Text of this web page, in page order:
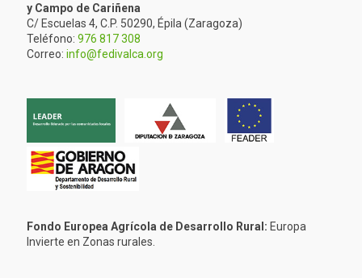
y Campo de Cariñena
C/ Escuelas 4, C.P. 50290, Épila (Zaragoza)
Teléfono: 976 817 308
Correo: info@fedivalca.org
Fondo Europea Agrícola de Desarrollo Rural: Europa
Invierte en Zonas rurales.